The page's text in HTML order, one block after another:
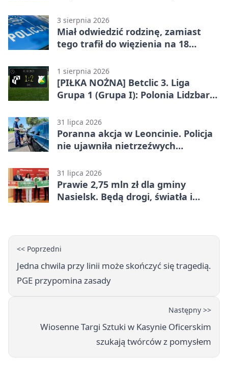
3 sierpnia 2026
Miał odwiedzić rodzinę, zamiast
tego trafił do więzienia na 18
1 sierpnia 2026
[PIŁKA NOŻNA] Betclic 3. Liga
Grupa 1 (Grupa I): Polonia Lidzbark
Mazowiecki 1:2
31 lipca 2026
Poranna akcja w Leoncinie. Policja
nie ujawniła nietrzeźwych
31 lipca 2026
Prawie 2,75 mln zł dla gminy
Nasielsk. Będą drogi, światła i
<< Poprzedni
Jedna chwila przy linii może skończyć się tragedią.
PGE przypomina zasady
Następny >>
Wiosenne Targi Sztuki w Kasynie Oficerskim
szukają twórców z pomysłem